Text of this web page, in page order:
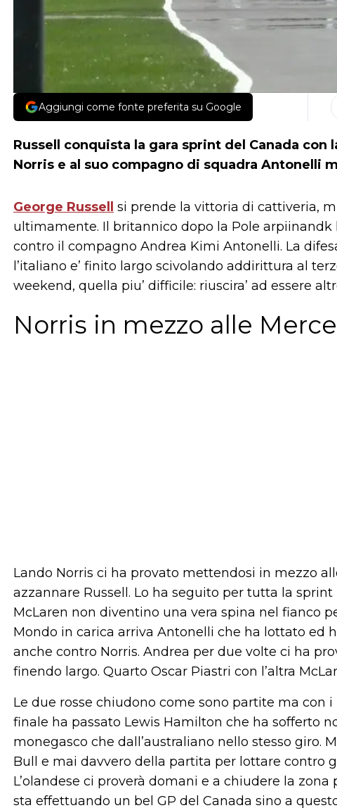
Aggiungi come fonte preferita su Google
Russell conquista la gara sprint del Canada
Norris e al suo compagno di squadra Antonelli
George Russell si prende la vittoria di cattiveria,
ultimamente. Il britannico dopo la Pole
contro il compagno Andrea Kimi Antonelli. La
l’italiano e’ finito largo scivolando addirittura al
weekend, quella piu’ difficile: riuscira’ ad essere
Norris in mezzo alle
Lando Norris ci ha provato mettendosi in mezzo
azzannare Russell. Lo ha seguito per tutta la
McLaren non diventino una vera spina nel fianco
Mondo in carica arriva Antonelli che ha lottato ed
anche contro Norris. Andrea per due volte ci ha
finendo largo. Quarto Oscar Piastri con l’altra
Le due rosse chiudono come sono partite ma con
finale ha passato Lewis Hamilton che ha sofferto
monegasco che dall’australiano nello stesso giro.
Bull e mai davvero della partita per lottare contro
L’olandese ci proverà domani e a chiudere la
sta effettuando un bel GP del Canada sino a